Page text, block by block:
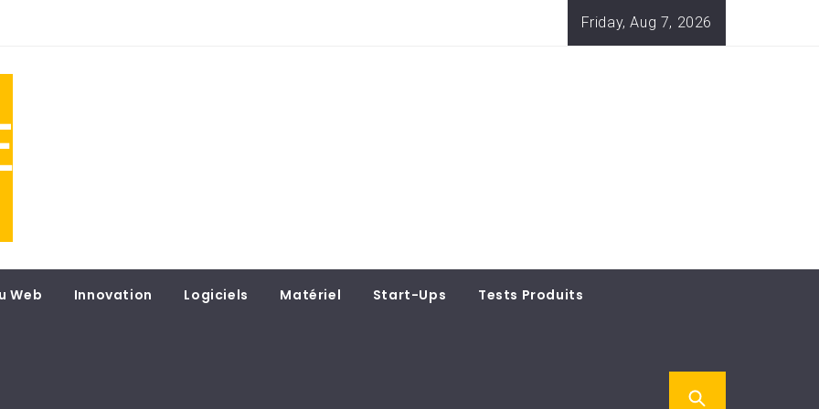
Friday, Aug 7, 2026
Web Innovation Logiciels Matériel Start-Ups Tests Produits